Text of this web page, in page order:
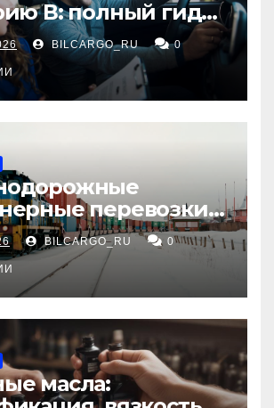
В: полный гид
водителей
BILCARGO_RU 0
перевозки
в Россию:
сроки и
BILCARGO_RU 0
масла: